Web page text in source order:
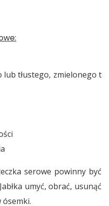
lub tłustego, zmielonego t
serowe powinny być
umyć, obrać, usunąć